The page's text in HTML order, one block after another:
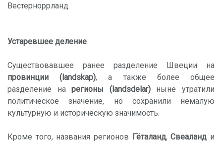
Вестерноррланд.
Устаревшее деление
Существовавшее ранее разделение Швеции на
провинции (landskap), а также более общее
разделение нарегионы (landsdelar)ныне утратили
политическое значение, но сохранили немалую
культурную и историческую значимость.
Кроме того, названия регионов Гёталанд,Свеаланд и